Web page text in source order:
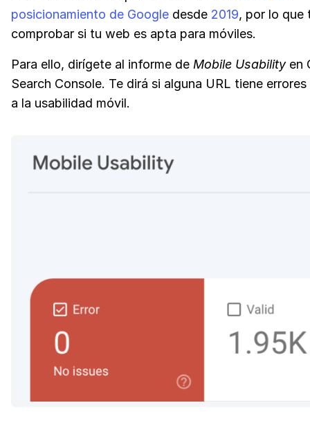
posicionamiento de Google desde 2019, por lo que
comprobar si tu web es apta para móviles.
Para ello, dirígete al informe de Mobile Usabilityen
Search Console. Te dirá si alguna URL tiene
a la usabilidad móvil.